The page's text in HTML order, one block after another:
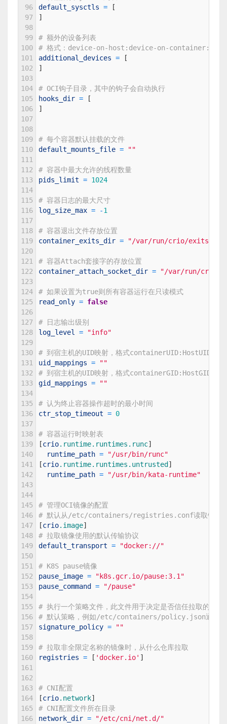
96
97
98
99
100
101
102
103
104
105
106
107
108
109
110
111
112
113
114
115
116
117
118
119
120
121
122
123
124
125
126
127
128
129
130
131
132
133
134
135
136
137
138
139
140
141
142
143
144
145
146
147
148
149
150
151
152
153
154
155
156
157
158
159
160
161
162
163
164
165
166
default_sysctls =
[
]
# 额外的设备列表
# 格式：device-on-host:device-on-
additional_devices =
[
]
# OCI钩子目录，其中的钩子会自动执行
hooks_dir =
[
]
# 每个容器默认挂载的文件
default_mounts_file = ""
# 容器中最大允许的线程数量
pids_limit = 1024
# 容器日志的最大尺寸
log_size_max = -1
# 容器退出文件存放位置
container_exits_dir = "/var/run/crio/exits"
# 容器Attach套接字的存放位置
container_attach_socket_dir = "/var/run/crio"
# 如果设置为true则所有容器运行在只读模式
read_only = false
# 日志输出级别
log_level
= "info"
# 到宿主机的UID映射，格式
uid_mappings =
""
# 到宿主机的UID映射，格式
gid_mappings = ""
# 认为终止容器操作超时的最小时间
ctr_stop_timeout = 0
# 容器运行时映射表
[crio.runtime.runtimes .runc]
runtime_path =
"/usr/bin/runc"
[crio.runtime.runtimes .untrusted ]
runtime_path = "/usr/bin/kata-runtime"
# 管理OCI镜像的配置
# 默认从/etc/containers/registries.conf读取镜像仓
[crio.image]
# 拉取镜像使用的默认传输协议
default_transport = "docker://"
# K8S pause镜像
pause_image =
"k8s.gcr.io/pause:3.1"
pause_command
= "/pause"
# 执行一个策略文件，此文件用于决定是否信任拉取的镜像
# 默认策略，例如/etc/containers/policy.json通常
signature_policy = ""
# 拉取非全限定名称的镜像时，从什么仓库拉取
registries = [ 'docker.io' ]
# CNI配置
[crio.network]
# CNI配置文件所在目录
network_dir =
"/etc/cni/net.d/"